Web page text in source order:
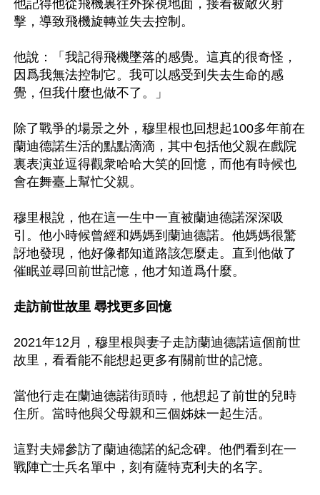
他記得他從飛機裏往外探視地面，接着被敵火射
擊，導致飛機旋轉並失去控制。
他說：「我記得飛機墜落的感覺。這真的很奇怪，
因爲我無法控制它。我可以感受到失去生命的感
覺，但我什麼也做不了。」
除了戰爭的場景之外，穆里根也回想起100多年前在
蘭迪德諾生活的點點滴滴，其中包括他父親在戲院
裏表演並逗得觀衆哈哈大笑的回憶，而他有時候也
會在舞臺上幫忙父親。
穆里根說，他在這一生中一直被蘭迪德諾深深吸
引。他小時候曾經和媽媽到蘭迪德諾。他媽媽很驚
訝地發現，他好像都知道路該怎麼走。直到他做了
催眠並尋回前世記憶，他才知道爲什麼。
走訪前世故里 尋找更多回憶
2021年12月，穆里根與妻子走訪蘭迪德諾這個前世
故里，看看能不能想起更多有關前世的記憶。
當他行走在蘭迪德諾街頭時，他想起了前世的兒時
住所。當時他與父母親和三個姊妹一起生活。
這對夫婦參訪了蘭迪德諾的紀念碑。他們看到在一
戰陣亡士兵名單中，刻有薩特克利夫的名字。